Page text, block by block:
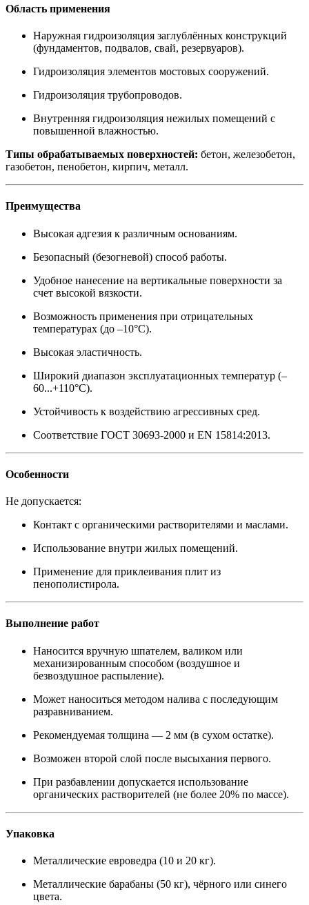
Область применения
Наружная гидроизоляция заглублённых конструкций
(фундаментов, подвалов, свай, резервуаров).
Гидроизоляция элементов мостовых сооружений.
Гидроизоляция трубопроводов.
Внутренняя гидроизоляция нежилых помещений с
повышенной влажностью.
Типы обрабатываемых поверхностей: бетон, железобетон,
газобетон, пенобетон, кирпич, металл.
Преимущества
Высокая адгезия к различным основаниям.
Безопасный (безогневой) способ работы.
Удобное нанесение на вертикальные поверхности за
счет высокой вязкости.
Возможность применения при отрицательных
температурах (до –10°С).
Высокая эластичность.
Широкий диапазон эксплуатационных температур (–
60...+110°С).
Устойчивость к воздействию агрессивных сред.
Соответствие ГОСТ 30693-2000 и EN 15814:2013.
Особенности
Не допускается:
Контакт с органическими растворителями и маслами.
Использование внутри жилых помещений.
Применение для приклеивания плит из
пенополистирола.
Выполнение работ
Наносится вручную шпателем, валиком или
механизированным способом (воздушное и
безвоздушное распыление).
Может наноситься методом налива с последующим
разравниванием.
Рекомендуемая толщина — 2 мм (в сухом остатке).
Возможен второй слой после высыхания первого.
При разбавлении допускается использование
органических растворителей (не более 20% по массе).
Упаковка
Металлические евроведра (10 и 20 кг).
Металлические барабаны (50 кг), чёрного или синего
цвета.